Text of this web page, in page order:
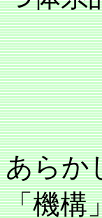
あらか
「機構